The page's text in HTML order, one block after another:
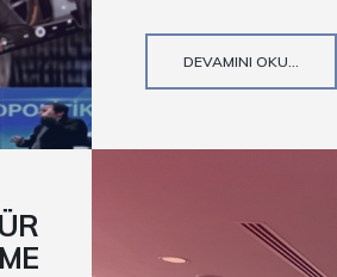
DEVAMINI OKU...